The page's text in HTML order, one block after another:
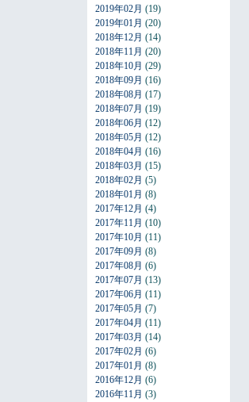
2019年02月 (19)
2019年01月 (20)
2018年12月 (14)
2018年11月 (20)
2018年10月 (29)
2018年09月 (16)
2018年08月 (17)
2018年07月 (19)
2018年06月 (12)
2018年05月 (12)
2018年04月 (16)
2018年03月 (15)
2018年02月 (5)
2018年01月 (8)
2017年12月 (4)
2017年11月 (10)
2017年10月 (11)
2017年09月 (8)
2017年08月 (6)
2017年07月 (13)
2017年06月 (11)
2017年05月 (7)
2017年04月 (11)
2017年03月 (14)
2017年02月 (6)
2017年01月 (8)
2016年12月 (6)
2016年11月 (3)